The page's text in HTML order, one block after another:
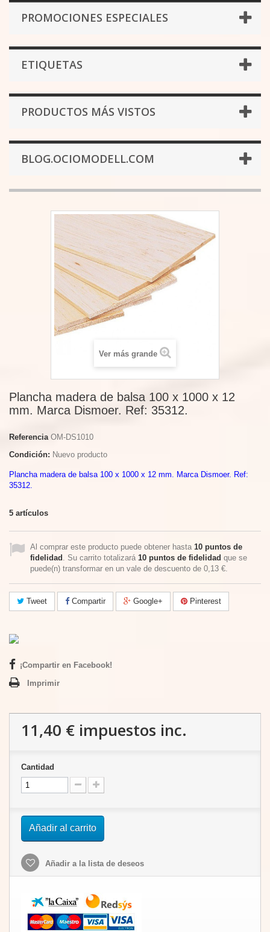
PROMOCIONES ESPECIALES
ETIQUETAS
PRODUCTOS MÁS VISTOS
BLOG.OCIOMODELL.COM
Ver más grande
Plancha madera de balsa 100 x 1000 x 12
mm. Marca Dismoer. Ref: 35312.
Referencia OM-DS1010
Condición: Nuevo producto
Plancha madera de balsa 100 x 1000 x 12 mm. Marca Dismoer. Ref:
35312.
5 artículos
Al comprar este producto puede obtener hasta 10 puntos de
fidelidad . Su carrito totalizará 10 puntos de fidelidad que se
puede(n) transformar en un vale de descuento de 0,13 €.
Tweet Compartir Google+ Pinterest
¡Compartir en Facebook!
Imprimir
11,40 € impuestos inc.
Cantidad
Añadir al carrito
Añadir a la lista de deseos